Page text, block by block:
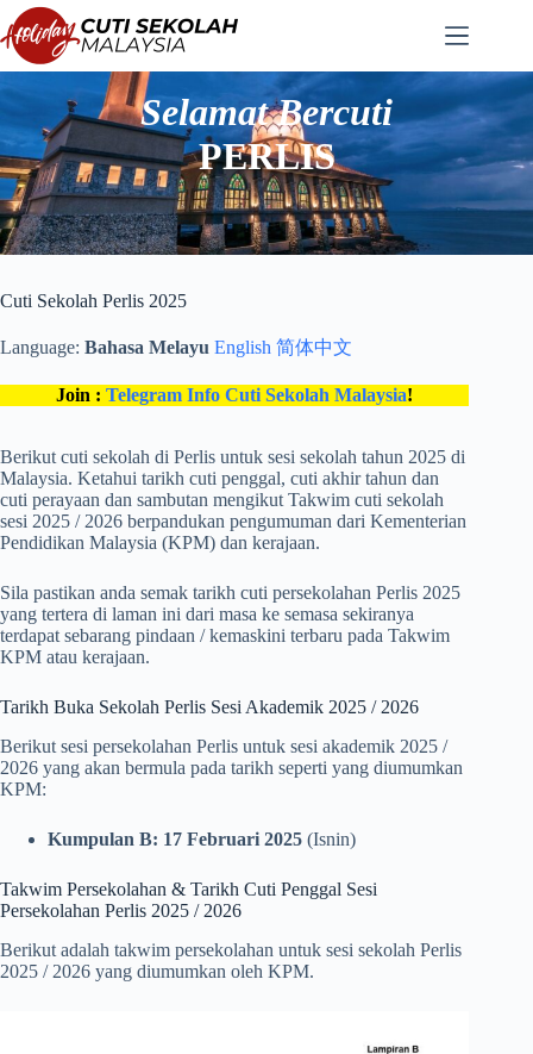
Langkau
ke
kandungan
Selamat Bercuti
PERLIS
Cuti Sekolah Perlis 2025
Language: Bahasa Melayu English 简体中文
Join :Telegram Info Cuti Sekolah Malaysia!
Berikut cuti sekolah di Perlis untuk sesi sekolah tahun 2025 di
Malaysia. Ketahui tarikh cuti penggal, cuti akhir tahun dan
cuti perayaan dan sambutan mengikut Takwim cuti sekolah
sesi 2025 / 2026 berpandukan pengumuman dari Kementerian
Pendidikan Malaysia (KPM) dan kerajaan.
Sila pastikan anda semak tarikh cuti persekolahan Perlis 2025
yang tertera di laman ini dari masa ke semasa sekiranya
terdapat sebarang pindaan / kemaskini terbaru pada Takwim
KPM atau kerajaan.
Tarikh Buka Sekolah Perlis Sesi Akademik 2025 / 2026
Berikut sesi persekolahan Perlis untuk sesi akademik 2025 /
2026 yang akan bermula pada tarikh seperti yang diumumkan
KPM:
Kumpulan B: 17 Februari 2025 (Isnin)
Takwim Persekolahan & Tarikh Cuti Penggal Sesi
Persekolahan Perlis 2025 / 2026
Berikut adalah takwim persekolahan untuk sesi sekolah Perlis
2025 / 2026 yang diumumkan oleh KPM.